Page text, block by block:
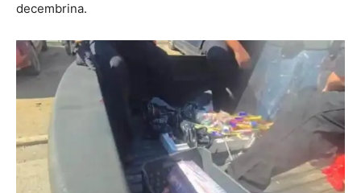
decembrina.